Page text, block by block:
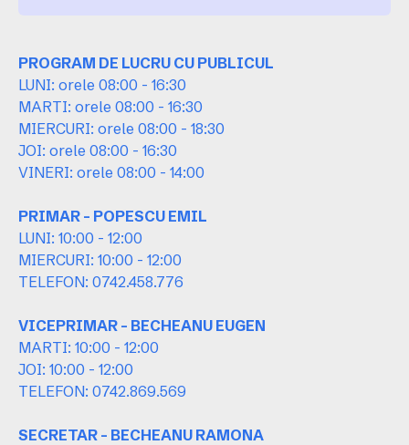
PROGRAM DE LUCRU CU PUBLICUL
LUNI: orele 08:00 - 16:30
MARTI: orele 08:00 - 16:30
MIERCURI: orele 08:00 - 18:30
JOI: orele 08:00 - 16:30
VINERI: orele 08:00 - 14:00
PRIMAR - POPESCU EMIL
LUNI: 10:00 - 12:00
MIERCURI: 10:00 - 12:00
TELEFON: 0742.458.776
VICEPRIMAR - BECHEANU EUGEN
MARTI: 10:00 - 12:00
JOI: 10:00 - 12:00
TELEFON: 0742.869.569
SECRETAR - BECHEANU RAMONA